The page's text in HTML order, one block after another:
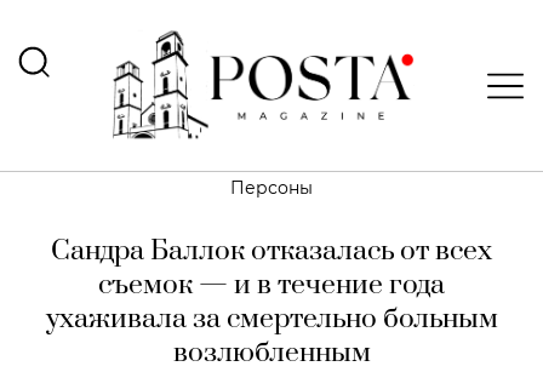
Персоны
Сандра Баллок отказалась от всех
съемок — и в течение года
ухаживала за смертельно больным
возлюбленным